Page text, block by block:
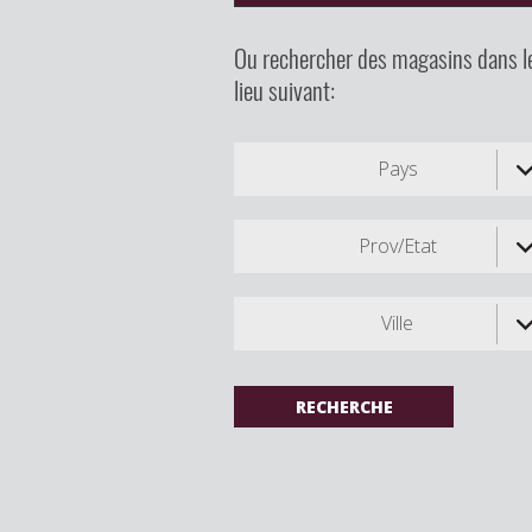
Ou rechercher des magasins dans
lieu suivant:
Pays
Prov/Etat
Ville